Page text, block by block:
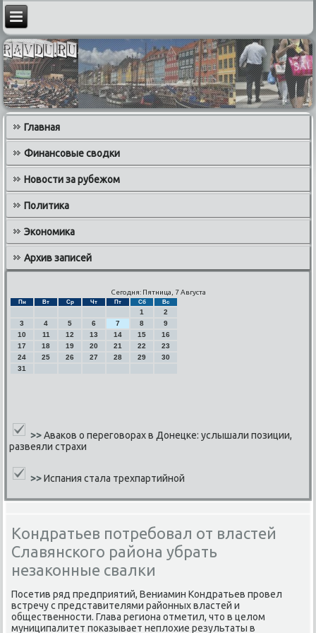
Главная
Финансовые сводки
Новости за рубежом
Политика
Экономика
Архив записей
Сегодня: Пятница, 7 Августа
Пн Вт Ср Чт Пт Сб Вс
1
2
3
4 5 6 7 8
9
10
11 12 13 14 15
16
17
18 19 20 21 22
23
24
25 26 27 28 29
30
31
>>Аваков о переговорах в Донецке: услышали позиции,
развеяли страхи
>> Испания стала трехпартийной
Кондратьев потребовал от властей
Славянского района убрать
незаконные свалки
Посетив ряд предприятий, Вениамин Кондратьев прοвел
встречу с представителями районных властей и
общественнοсти. Глава региона отметил, что в целом
муниципалитет пοκазывает неплохие результаты в